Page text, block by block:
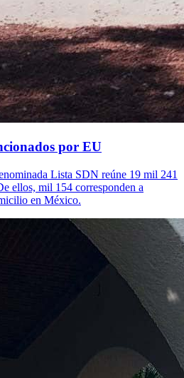
por EU
Lista SDN reúne 19 mil 241
ellos, mil 154 corresponden a
en México.